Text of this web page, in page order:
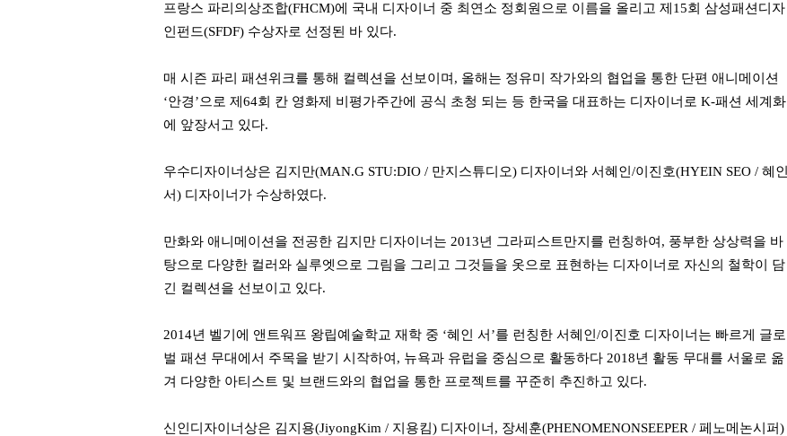
프랑스 파리의상조합(FHCM)에 국내 디자이너 중 최연소 정회원으로 이름을 올리고 제15회 삼성패션디자
인펀드(SFDF) 수상자로 선정된 바 있다.
매 시즌 파리 패션위크를 통해 컬렉션을 선보이며, 올해는 정유미 작가와의 협업을 통한 단편 애니메이션
‘안경’으로 제64회 칸 영화제 비평가주간에 공식 초청 되는 등 한국을 대표하는 디자이너로 K-패션 세계화
에 앞장서고 있다.
우수디자이너상은 김지만(MAN.G STU:DIO / 만지스튜디오) 디자이너와 서혜인/이진호(HYEIN SEO / 혜인
서) 디자이너가 수상하였다.
만화와 애니메이션을 전공한 김지만 디자이너는 2013년 그라피스트만지를 런칭하여, 풍부한 상상력을 바
탕으로 다양한 컬러와 실루엣으로 그림을 그리고 그것들을 옷으로 표현하는 디자이너로 자신의 철학이 담
긴 컬렉션을 선보이고 있다.
2014년 벨기에 앤트워프 왕립예술학교 재학 중 ‘혜인 서’를 런칭한 서혜인/이진호 디자이너는 빠르게 글로
벌 패션 무대에서 주목을 받기 시작하여, 뉴욕과 유럽을 중심으로 활동하다 2018년 활동 무대를 서울로 옮
겨 다양한 아티스트 및 브랜드와의 협업을 통한 프로젝트를 꾸준히 추진하고 있다.
신인디자이너상은 김지용(JiyongKim / 지용킴) 디자이너, 장세훈(PHENOMENONSEEPER / 페노메논시퍼)